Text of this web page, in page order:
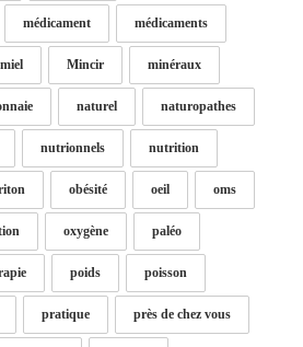
médicament médicaments
miel Mincir minéraux
naturel naturopathes
nutrionnels nutrition
obésité oeil oms
oxygène paléo
poids poisson
pratique près de chez vous